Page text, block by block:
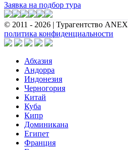
Заявка на подбор тура
© 2011 - 2026 | Турагентство ANEX
политика конфиденциальности
Абхазия
Андорра
Индонезия
Черногория
Китай
Куба
Кипр
Доминикана
Египет
Франция